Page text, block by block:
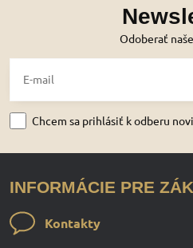
Odoberať
Chcem sa prihlásiť k odberu
INFORMÁCIE PRE
Kontakty